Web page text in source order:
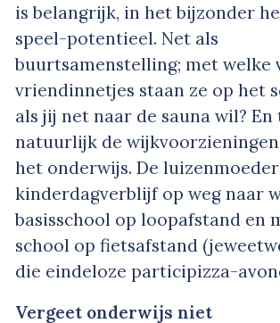
is belangrijk, in het bijzonder
speel-potentieel. Net als
buurtsamenstelling; met welke
vriendinnetjes staan ze op het
als jij net naar de sauna wil?
natuurlijk de
het onderwijs. De
kinderdagverblijf op weg naar
basisschool op loopafstand en
school op fietsafstand
die eindeloze participizza-
Vergeet onderwijs niet